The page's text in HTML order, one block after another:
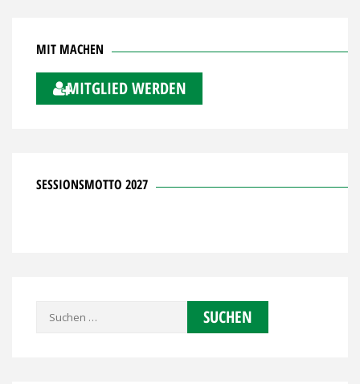
MIT MACHEN
MITGLIED WERDEN
SESSIONSMOTTO 2027
Suchen